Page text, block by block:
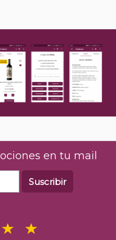
en tu mail
Suscribir